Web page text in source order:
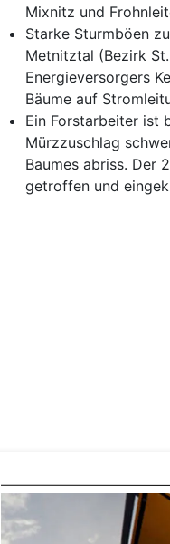
Mixnitz und
Starke Sturmböen
Metnitztal (Bezirk
Energieversorgers
Bäume auf
Ein Forstarbeiter ist
Mürzzuschlag
Baumes abriss. Der
getroffen und